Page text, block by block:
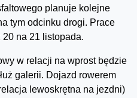
planuje kolejne
tym odcinku drogi. Prace
na 21 listopada.
w relacji na wprost będzie
galerii. Dojazd rowerem
lewoskrętna na jezdni)